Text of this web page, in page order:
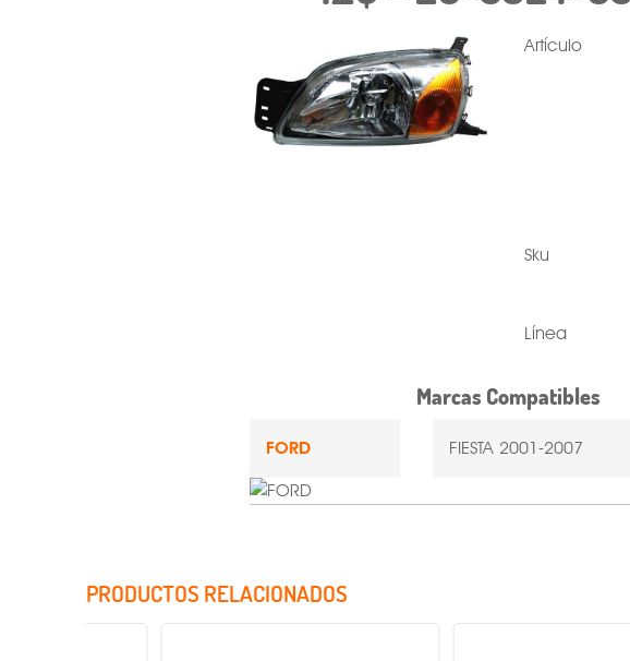
Artículo
Sku
Línea
Marcas Compatibles
FORD FIESTA 2001-2007
Incluye Cristales
PRODUCTOS RELACIONADOS